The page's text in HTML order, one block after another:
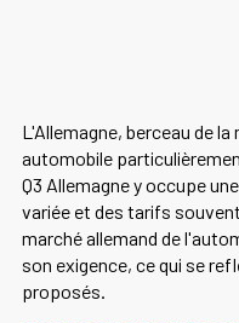
L'Allemagne, berceau de
automobile
Q3 Allemagne y occupe
variée et des tarifs
marché allemand de
son exigence, ce qui se
proposés.